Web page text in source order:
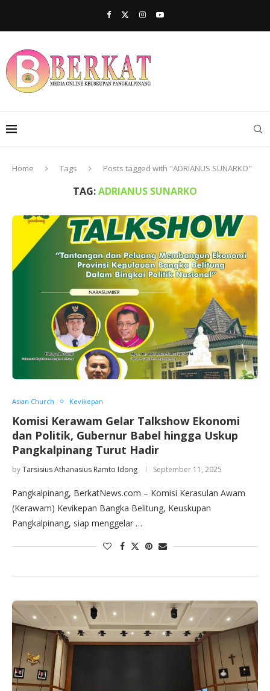
Home Tags Posts tagged with "ADRIANUS SUNARKO"
TAG:ADRIANUS SUNARKO
Asian Church Kevikepan
Komisi Kerawam Gelar Talkshow Ekonomi
dan Politik, Gubernur Babel hingga Uskup
Pangkalpinang Turut Hadir
byTarsisius Athanasius Ramto Idong September 11, 2025
Pangkalpinang, BerkatNews.com – Komisi Kerasulan Awam
(Kerawam) Kevikepan Bangka Belitung, Keuskupan
Pangkalpinang, siap menggelar …